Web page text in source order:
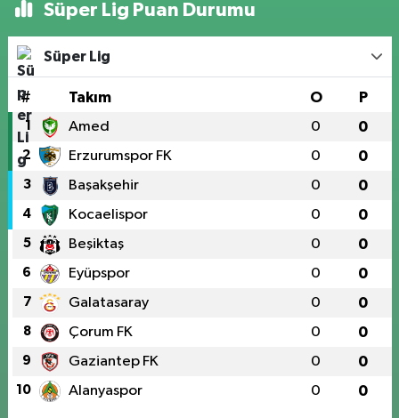
Süper Lig Puan Durumu
Süper Lig
# Takım O P
1 Amed 0 0
2 Erzurumspor FK 0 0
3 Başakşehir 0 0
4 Kocaelispor 0 0
5 Beşiktaş 0 0
6 Eyüpspor 0 0
7 Galatasaray 0 0
8 Çorum FK 0 0
9 Gaziantep FK 0 0
10 Alanyaspor 0 0